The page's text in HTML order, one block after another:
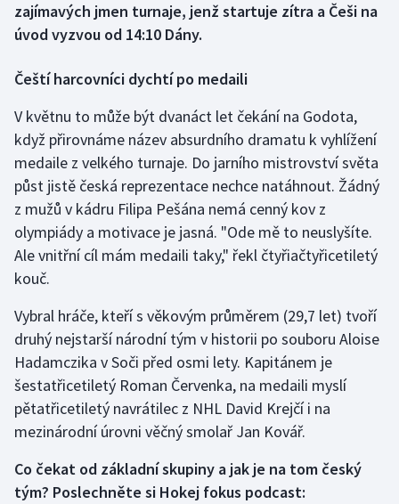
Golf
Jezdectví
Judo
Krasobruslení
Lezení
Lyže a snowboard
Moderní pětiboj
Motorsport
Olympijské hry
Parasport
zajímavých jmen turnaje, jenž startuje zítra a Češi na
úvod vyzvou od 14:10 Dány.
Čeští harcovníci dychtí po medaili
V květnu to může být dvanáct let čekání na Godota,
když přirovnáme název absurdního dramatu k vyhlížení
medaile z velkého turnaje. Do jarního mistrovství světa
půst jistě česká reprezentace nechce natáhnout. Žádný
z mužů v kádru Filipa Pešána nemá cenný kov z
olympiády a motivace je jasná. "Ode mě to neuslyšíte.
Ale vnitřní cíl mám medaili taky," řekl čtyřiačtyřicetiletý
kouč.
Vybral hráče, kteří s věkovým průměrem (29,7 let) tvoří
druhý nejstarší národní tým v historii po souboru Aloise
Hadamczika v Soči před osmi lety. Kapitánem je
šestatřicetiletý Roman Červenka, na medaili myslí
pětatřicetiletý navrátilec z NHL David Krejčí i na
mezinárodní úrovni věčný smolař Jan Kovář.
Co čekat od základní skupiny a jak je na tom český
tým? Poslechněte si Hokej fokus podcast: